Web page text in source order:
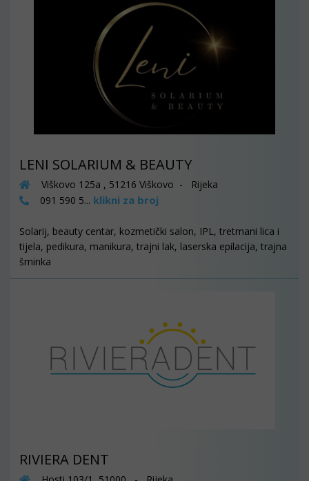
LENI SOLARIUM & BEAUTY
Viškovo 125a , 51216 Viškovo - Rijeka
091 590 5... klikni za broj
Solarij, beauty centar, kozmetički salon, IPL, tretmani lica i
tijela, pedikura, manikura, trajni lak, laserska epilacija, trajna
šminka
RIVIERA DENT